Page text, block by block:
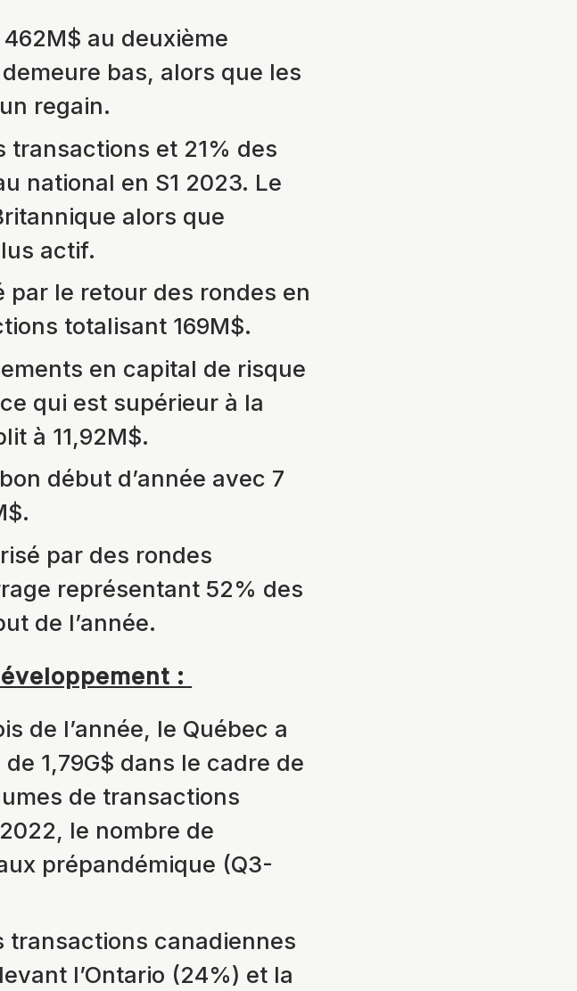
au deuxième
bas, alors que les
regain.
transactions et 21% des
national en S1 2023. Le
alors que
actif.
par le retour des rondes en
totalisant 169M$.
en capital de risque
qui est supérieur à la
à 11,92M$.
début d’année avec 7
par des rondes
représentant 52% des
de l’année.
:
de l’année, le Québec a
1,79G$ dans le cadre de
de transactions
le nombre de
prépandémique (Q3-
transactions canadiennes
l’Ontario (24%) et la